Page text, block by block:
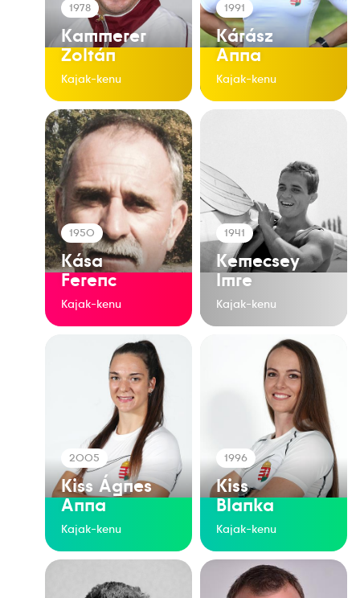
1978
Kammerer
Zoltán
Kajak-kenu
1991
Kárász
Anna
Kajak-kenu
1950
Kása
Ferenc
Kajak-kenu
1941
Kemecsey
Imre
Kajak-kenu
2005
Kiss Ágnes
Anna
Kajak-kenu
1996
Kiss
Blanka
Kajak-kenu